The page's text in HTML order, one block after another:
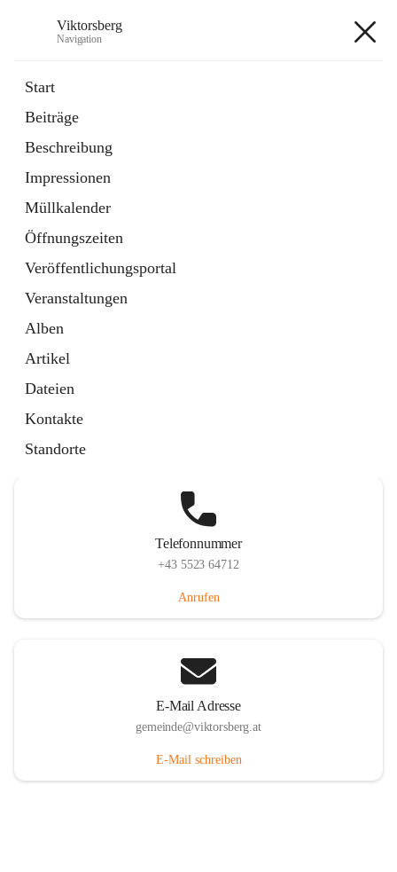
Viktorsberg
Navigation
Start
Beiträge
Beschreibung
Impressionen
Müllkalender
Öffnungszeiten
Veröffentlichungsportal
Veranstaltungen
Alben
Artikel
Dateien
Kontakte
Standorte
1 Schnellzugriff
Bürgerservice
10 Schnellzugriffe
Telefonnummer
+43 5523 64712
Anrufen
E-Mail Adresse
gemeinde@viktorsberg.at
E-Mail schreiben